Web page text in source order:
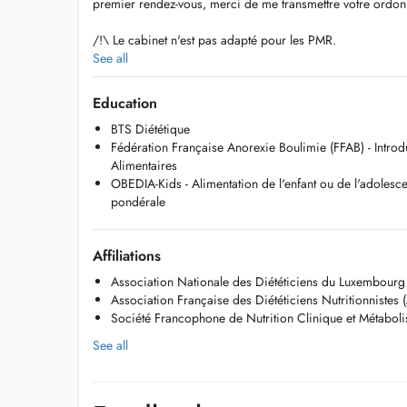
premier rendez-vous, merci de me transmettre votre
/!\ Le cabinet n'est pas adapté pour les PMR.
La salle de consultation étant à un étage avec escalier, si
se fasse au rez-de-chaussée n'hésitez pas à me le faire
DESCRIPTION GENERALE
Diététicienne-nutritionniste diplômée et affiliée à la CNS,
2025.
Je prends en charge divers motifs de consultation des
- Perte de poids,
- Conduite alimentaire,
- Prévention santé/ou et envie de retour à une meilleure
Mon approche est individualisée et se veut basée sur les
(evidence-based pratice). Pour cela, j'actualise mes
Je suis convaincue que, de patient(e) à professionnel de
See all
Education
BTS Diététique
Fédération Française Anorexie Boulimie (FFAB) -
Alimentaires
OBEDIA-Kids - Alimentation de l'enfant ou de
pondérale
Affiliations
Association Nationale des Diététiciens du
Association Française des Diététiciens Nutritionnistes
Société Francophone de Nutrition Clinique et
See all